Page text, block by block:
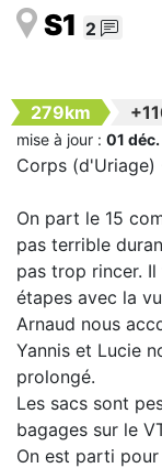
S1 2
279km
mise à jour : 01
Corps (d'Uriage)
On part le 15
pas terrible
pas trop rincer.
étapes avec la
Arnaud nous
Yannis et Lucie
prolongé.
Les sacs sont
bagages sur le
On est parti